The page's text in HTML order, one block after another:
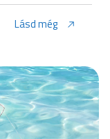
Lásd még